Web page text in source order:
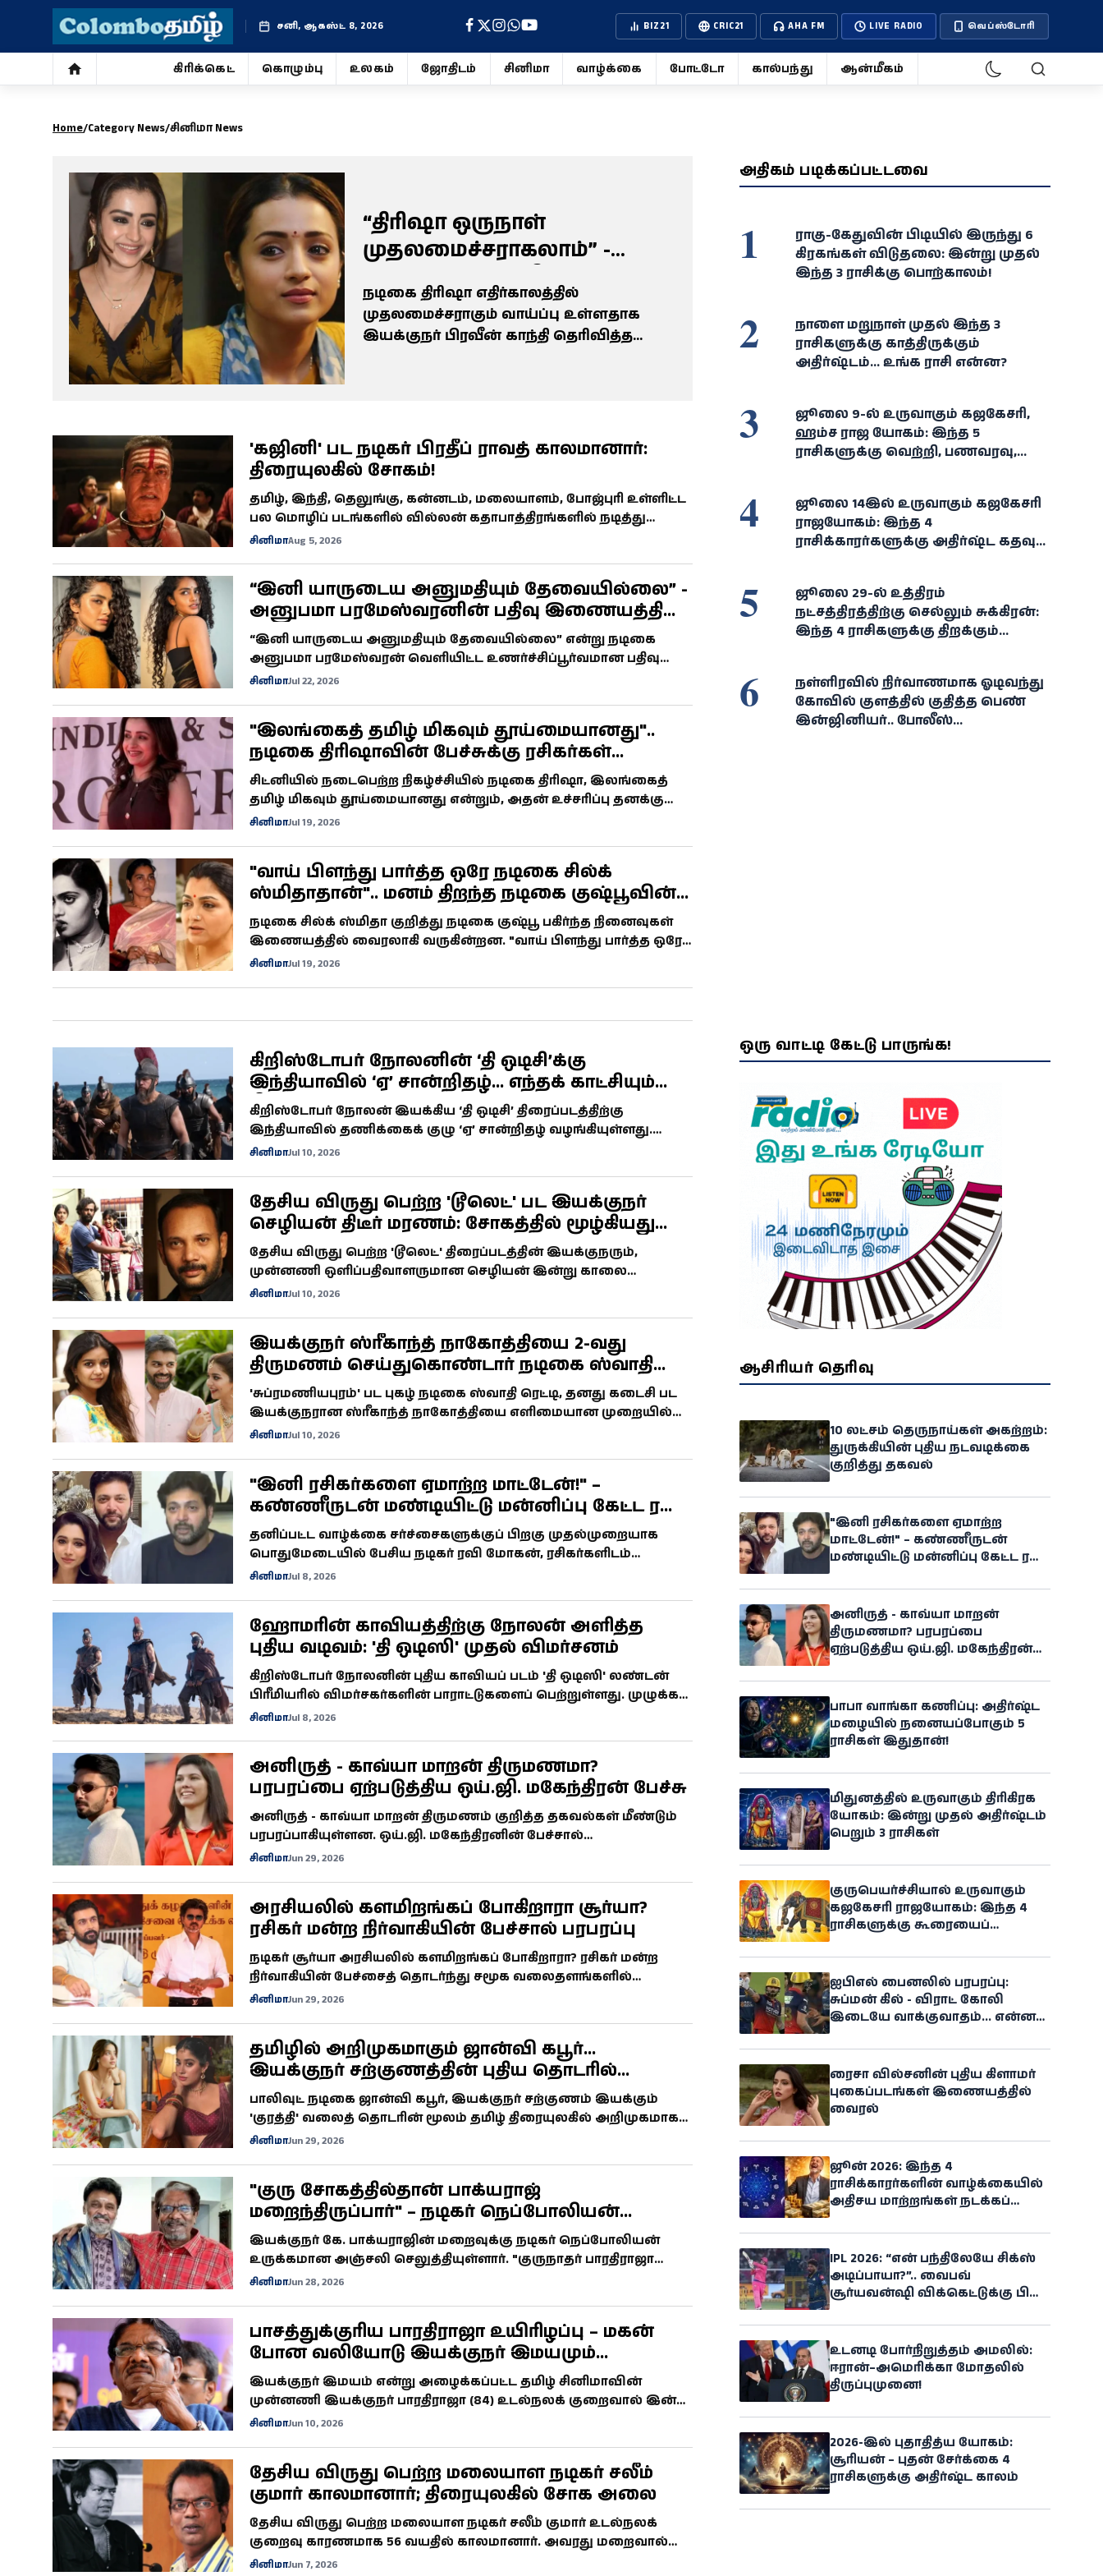
சனி, ஆகஸ்ட் 8, 2026 BIZ21 CRIC21 AHA FM LIVE RADIO வெப்ஸ்டோரி
கிரிக்கெட் கொழும்பு உலகம் ஜோதிடம் சினிமா வாழ்க்கை போட்டோ கால்பந்து ஆன்மீகம்
வாழ்க்கை
போட்டோ
கால்பந்து
Home/Category News/சினிமா News
“திரிஷா ஒருநாள்
முதலமைச்சராகலாம்” -
இயக்குநர் பிரவீன்
காந்தியின் கருத்து வைரல்
நடிகை திரிஷா எதிர்காலத்தில்
முதலமைச்சராகும் வாய்ப்பு உள்ளதாக
இயக்குநர் பிரவீன் காந்தி தெரிவித்த
'கஜினி' பட நடிகர் பிரதீப் ராவத் காலமானார்:
திரையுலகில் சோகம்!
தமிழ், இந்தி, தெலுங்கு, கன்னடம், மலையாளம், போஜ்புரி உள்ளிட்ட
பல மொழிப் படங்களில் வில்லன் கதாபாத்திரங்களில் நடித்து
புகழ்பெற்ற நடிகர் பிரதீப் ராவத் காலமானார். அவருக்கு வயது 74.
சினிமாAug 5, 2026
“இனி யாருடைய அனுமதியும் தேவையில்லை” -
அனுபமா பரமேஸ்வரனின் பதிவு இணையத்தில்
வைரல்
“இனி யாருடைய அனுமதியும் தேவையில்லை” என்று நடிகை
அனுபமா பரமேஸ்வரன் வெளியிட்ட உணர்ச்சிப்பூர்வமான பதிவு
சமூக வலைதளங்களில் வைரலாகி, ரசிகர்கள் மத்தியில் பல்வேறு
சினிமாJul 22, 2026
"இலங்கைத் தமிழ் மிகவும் தூய்மையானது"..
நடிகை திரிஷாவின் பேச்சுக்கு ரசிகர்கள்
வரவேற்பு
சிட்னியில் நடைபெற்ற நிகழ்ச்சியில் நடிகை திரிஷா, இலங்கைத்
தமிழ் மிகவும் தூய்மையானது என்றும், அதன் உச்சரிப்பு தனக்கு
மிகவும் பிடிக்கும் என்றும் கூறியுள்ளார். அவரது இந்த கருத்து சமூக
சினிமாJul 19, 2026
"வாய் பிளந்து பார்த்த ஒரே நடிகை சில்க்
ஸ்மிதாதான்".. மனம் திறந்த நடிகை குஷ்பூவின்
வைரல் பேட்டி!
நடிகை சில்க் ஸ்மிதா குறித்து நடிகை குஷ்பூ பகிர்ந்த நினைவுகள்
இணையத்தில் வைரலாகி வருகின்றன. "வாய் பிளந்து பார்த்த ஒரே
நடிகை அவர்தான்" என்று குஷ்பூ கூறியுள்ளார்.
சினிமாJul 19, 2026
கிறிஸ்டோபர் நோலனின் ‘தி ஒடிசி’க்கு
இந்தியாவில் ‘ஏ’ சான்றிதழ்... எந்தக் காட்சியும்
நீக்கப்படவில்லை!
கிறிஸ்டோபர் நோலன் இயக்கிய ‘தி ஒடிசி’ திரைப்படத்திற்கு
இந்தியாவில் தணிக்கைக் குழு ‘ஏ’ சான்றிதழ் வழங்கியுள்ளது.
எந்தக் காட்சியும் நீக்கப்படாமல் சான்றிதழ் வழங்கப்பட்டதாக தகவல்
சினிமாJul 10, 2026
தேசிய விருது பெற்ற 'டூலெட்' பட இயக்குநர்
செழியன் திடீர் மரணம்: சோகத்தில் மூழ்கியது
தமிழ் திரையுலகம்!
தேசிய விருது பெற்ற 'டூலெட்' திரைப்படத்தின் இயக்குநரும்,
முன்னணி ஒளிப்பதிவாளருமான செழியன் இன்று காலை
உடல்நலக்குறைவால் திடீரென காலமானார். அவரது மறைவுக்குத்
சினிமாJul 10, 2026
இயக்குநர் ஸ்ரீகாந்த் நாகோத்தியை 2-வது
திருமணம் செய்துகொண்டார் நடிகை ஸ்வாதி
ரெட்டி: இணையத்தில் வைரலாகும் திருமணப்
புகைப்படங்கள்!
'சுப்ரமணியபுரம்' பட புகழ் நடிகை ஸ்வாதி ரெட்டி, தனது கடைசி பட
இயக்குநரான ஸ்ரீகாந்த் நாகோத்தியை எளிமையான முறையில்
இரண்டாவது திருமணம் செய்துகொண்டார். இவர்களின் திருமணப்
சினிமாJul 10, 2026
"இனி ரசிகர்களை ஏமாற்ற மாட்டேன்!" –
கண்ணீருடன் மண்டியிட்டு மன்னிப்பு கேட்ட ரவி
மோகன்
தனிப்பட்ட வாழ்க்கை சர்ச்சைகளுக்குப் பிறகு முதல்முறையாக
பொதுமேடையில் பேசிய நடிகர் ரவி மோகன், ரசிகர்களிடம்
மண்டியிட்டு கண்ணீருடன் மன்னிப்பு கோரியுள்ளார்.
சினிமாJul 8, 2026
ஹோமரின் காவியத்திற்கு நோலன் அளித்த
புதிய வடிவம்: 'தி ஒடிஸி' முதல் விமர்சனம்
கிறிஸ்டோபர் நோலனின் புதிய காவியப் படம் 'தி ஒடிஸி' லண்டன்
பிரீமியரில் விமர்சகர்களின் பாராட்டுகளைப் பெற்றுள்ளது. முழுக்க
ஐமேக்ஸில் படமாக்கப்பட்ட முதல் படம், மேட் டாமன்-ராபர்ட்
சினிமாJul 8, 2026
அனிருத் - காவ்யா மாறன் திருமணமா?
பரபரப்பை ஏற்படுத்திய ஒய்.ஜி. மகேந்திரன் பேச்சு
அனிருத் - காவ்யா மாறன் திருமணம் குறித்த தகவல்கள் மீண்டும்
பரபரப்பாகியுள்ளன. ஒய்.ஜி. மகேந்திரனின் பேச்சால்
ரசிகர்களிடையே எதிர்பார்ப்பு அதிகரித்துள்ளது. அதிகாரப்பூர்வ
சினிமாJun 29, 2026
அரசியலில் களமிறங்கப் போகிறாரா சூர்யா?
ரசிகர் மன்ற நிர்வாகியின் பேச்சால் பரபரப்பு
நடிகர் சூர்யா அரசியலில் களமிறங்கப் போகிறாரா? ரசிகர் மன்ற
நிர்வாகியின் பேச்சைத் தொடர்ந்து சமூக வலைதளங்களில்
விவாதம் தீவிரமடைந்துள்ளது. இருப்பினும், சூர்யா தரப்பில்
சினிமாJun 29, 2026
தமிழில் அறிமுகமாகும் ஜான்வி கபூர்...
இயக்குநர் சற்குணத்தின் புதிய தொடரில்
நாயகியாக நடிக்கிறாரா?
பாலிவுட் நடிகை ஜான்வி கபூர், இயக்குநர் சற்குணம் இயக்கும்
'குரத்தி' வலைத் தொடரின் மூலம் தமிழ் திரையுலகில் அறிமுகமாக
உள்ளதாக தகவல் வெளியாகியுள்ளது. அதிகாரப்பூர்வ அறிவிப்பு
சினிமாJun 29, 2026
"குரு சோகத்தில்தான் பாக்யராஜ்
மறைந்திருப்பார்" – நடிகர் நெப்போலியன்
உருக்கம்
இயக்குநர் கே. பாக்யராஜின் மறைவுக்கு நடிகர் நெப்போலியன்
உருக்கமான அஞ்சலி செலுத்தியுள்ளார். "குருநாதர் பாரதிராஜா
மறைந்த சோகத்தில்தான் பாக்யராஜும் இறந்திருப்பார்" எனக் கூறிய
சினிமாJun 28, 2026
பாசத்துக்குரிய பாரதிராஜா உயிரிழப்பு – மகன்
போன வலியோடு இயக்குநர் இமயமும்
போய்விட்டார்
இயக்குநர் இமயம் என்று அழைக்கப்பட்ட தமிழ் சினிமாவின்
முன்னணி இயக்குநர் பாரதிராஜா (84) உடல்நலக் குறைவால் இன்று
சென்னையில் காலமானார். கடந்த ஆண்டு அவரது மகன் மனோஜ்
சினிமாJun 10, 2026
தேசிய விருது பெற்ற மலையாள நடிகர் சலீம்
குமார் காலமானார்; திரையுலகில் சோக அலை
தேசிய விருது பெற்ற மலையாள நடிகர் சலீம் குமார் உடல்நலக்
குறைவு காரணமாக 56 வயதில் காலமானார். அவரது மறைவால்
மலையாள திரையுலகும் ரசிகர்களும் ஆழ்ந்த இரங்கல் தெரிவித்து
சினிமாJun 7, 2026
அதிகம் படிக்கப்பட்டவை
1
ராகு-கேதுவின் பிடியில் இருந்து 6
கிரகங்கள் விடுதலை: இன்று முதல்
இந்த 3 ராசிக்கு பொற்காலம்!
2
நாளை மறுநாள் முதல் இந்த 3
ராசிகளுக்கு காத்திருக்கும்
அதிர்ஷ்டம்... உங்க ராசி என்ன?
3
ஜூலை 9-ல் உருவாகும் கஜகேசரி,
ஹம்ச ராஜ யோகம்: இந்த 5
ராசிகளுக்கு வெற்றி, பணவரவு,
4
ஜூலை 14இல் உருவாகும் கஜகேசரி
ராஜயோகம்: இந்த 4
ராசிக்காரர்களுக்கு அதிர்ஷ்ட கதவு
5
ஜூலை 29-ல் உத்திரம்
நட்சத்திரத்திற்கு செல்லும் சுக்கிரன்:
இந்த 4 ராசிகளுக்கு திறக்கும்
6
நள்ளிரவில் நிர்வாணமாக ஓடிவந்து
கோவில் குளத்தில் குதித்த பெண்
இன்ஜினியர்.. போலீஸ்
ஒரு வாட்டி கேட்டு பாருங்க!
ஆசிரியர் தெரிவு
10 லட்சம் தெருநாய்கள் அகற்றம்:
துருக்கியின் புதிய நடவடிக்கை
குறித்து தகவல்
"இனி ரசிகர்களை ஏமாற்ற
மாட்டேன்!" – கண்ணீருடன்
மண்டியிட்டு மன்னிப்பு கேட்ட ரவி
மோகன்
அனிருத் - காவ்யா மாறன்
திருமணமா? பரபரப்பை
ஏற்படுத்திய ஒய்.ஜி. மகேந்திரன்
பேச்சு
பாபா வாங்கா கணிப்பு: அதிர்ஷ்ட
மழையில் நனையப்போகும் 5
ராசிகள் இதுதான்!
மிதுனத்தில் உருவாகும் திரிகிரக
யோகம்: இன்று முதல் அதிர்ஷ்டம்
பெறும் 3 ராசிகள்
குருபெயர்ச்சியால் உருவாகும்
கஜகேசரி ராஜயோகம்: இந்த 4
ராசிகளுக்கு கூரையைப்
பிய்த்துக்கொண்டு அதிர்ஷ்டம்
கொட்டப்போகுதாம்
ஐபிஎல் பைனலில் பரபரப்பு:
சுப்மன் கில் - விராட் கோலி
இடையே வாக்குவாதம்... என்ன
நடந்தது?
ரைசா வில்சனின் புதிய கிளாமர்
புகைப்படங்கள் இணையத்தில்
வைரல்
ஜூன் 2026: இந்த 4
ராசிக்காரர்களின் வாழ்க்கையில்
அதிசய மாற்றங்கள் நடக்கப்
போகிறதாம்!
IPL 2026: “என் பந்திலேயே சிக்ஸ்
அடிப்பாயா?”.. வைபவ்
சூர்யவன்ஷி விக்கெட்டுக்கு பின்
ஆக்ரோஷம் காட்டிய சிராஜ்
உடனடி போர்நிறுத்தம் அமலில்:
ஈரான்–அமெரிக்கா மோதலில்
திருப்புமுனை!
2026-இல் புதாதித்ய யோகம்:
சூரியன் – புதன் சேர்க்கை 4
ராசிகளுக்கு அதிர்ஷ்ட காலம்